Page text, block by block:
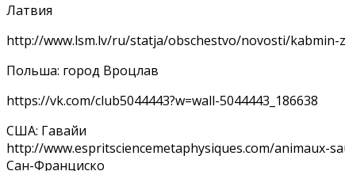
Латвия
http://www.lsm.lv/ru/statja/obschestvo/novosti/
Польша: город Вроцлав
https://vk.com/club5044443?w=wall-5044443_186638
США: Гавайи
http://www.espritsciencemetaphysiques.com/animaux-
Сан-Франциско